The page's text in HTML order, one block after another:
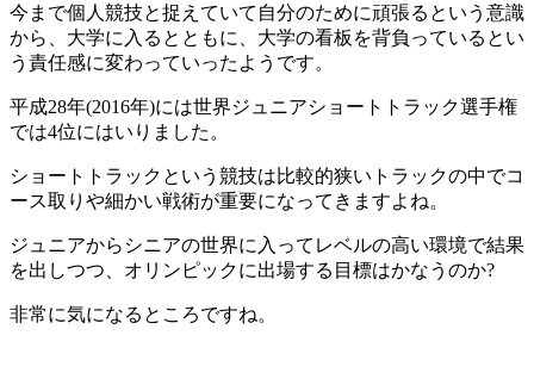
今まで個人競技と捉えていて自分のために頑張るという意識
から、大学に入るとともに、大学の看板を背負っているとい
う責任感に変わっていったようです。
平成28年(2016年)には世界ジュニアショートトラック選手権
では4位にはいりました。
ショートトラックという競技は比較的狭いトラックの中でコ
ース取りや細かい戦術が重要になってきますよね。
ジュニアからシニアの世界に入ってレベルの高い環境で結果
を出しつつ、オリンピックに出場する目標はかなうのか?
非常に気になるところですね。